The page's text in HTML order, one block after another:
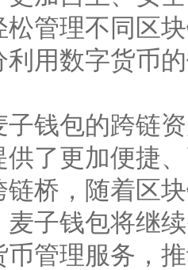
松管理不同区
利用数字货币
子钱包的跨链
供了更加便捷
链桥，随着区
麦子钱包将继
币管理服务，